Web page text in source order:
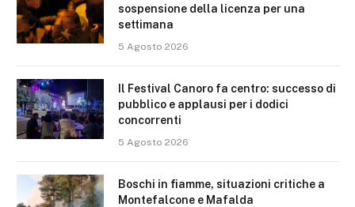
sospensione della licenza per una
settimana
5 Agosto 2026
Il Festival Canoro fa centro: successo di
pubblico e applausi per i dodici
concorrenti
5 Agosto 2026
Boschi in fiamme, situazioni critiche a
Montefalcone e Mafalda